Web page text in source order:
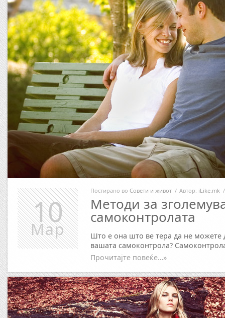
Постирано во Совети и живот / Автор: iLike.mk /
Методи за
самоконтролата
Што е она што ве тера да не можете
вашата самоконтрола?
Прочитајте повеќе…»
10
Мар